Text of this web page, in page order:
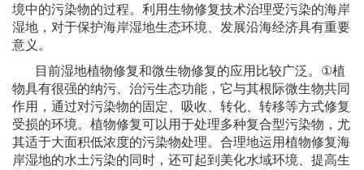
境中的污染物的过程。利用生物修复技术治理受污染的海岸
湿地，对于保护海岸湿地生态环境、发展沿海经济具有重要
意义。
目前湿地植物修复和微生物修复的应用比较广泛。 ①植
物具有很强的纳污、治污生态功能，它与其根际微生物共同
作用，通过对污染物的固定、吸收、转化、转移等方式修复
受损的环境。植物修复可以用于处理多种复合型污染物，尤
其适于大面积低浓度的污染物处理。合理地运用植物修复海
岸湿地的水土污染的同时，还可起到美化水域环境、提高生